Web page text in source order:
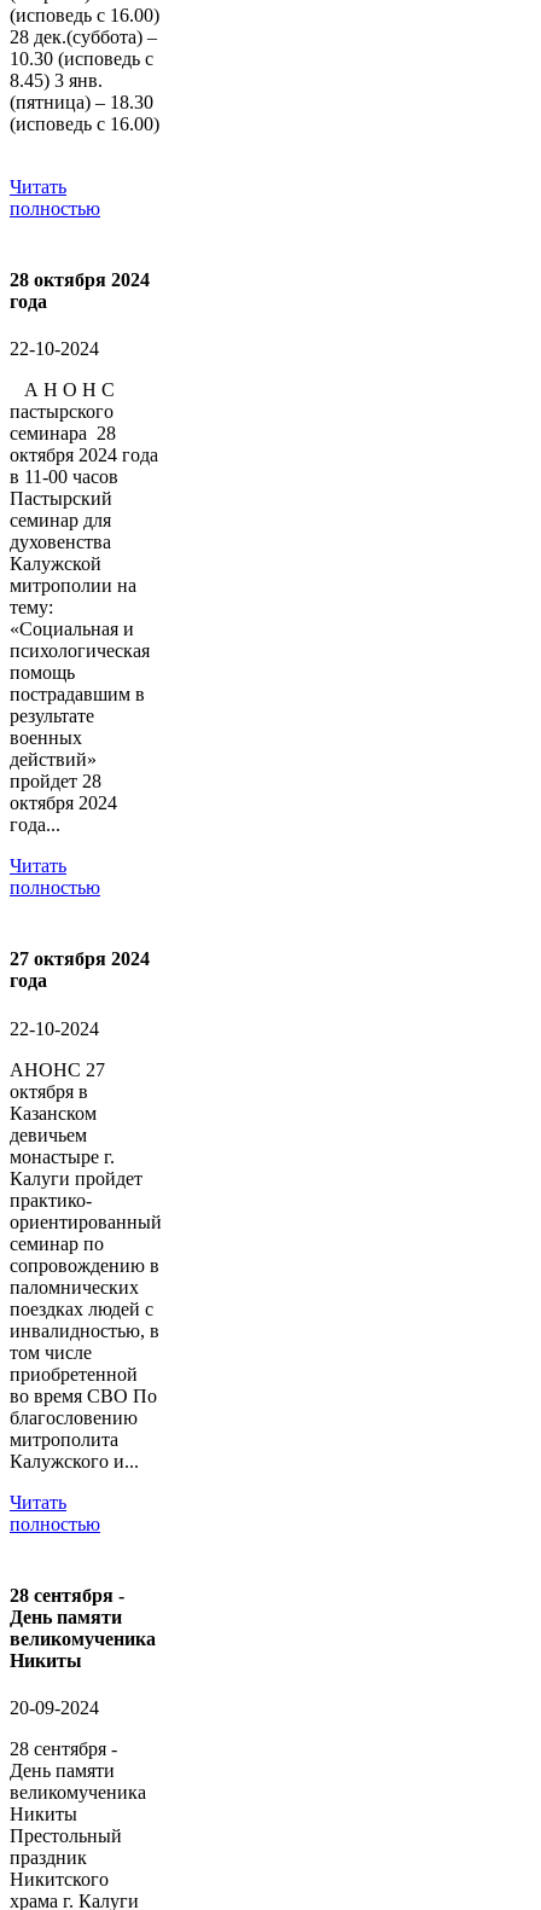
(исповедь с 16.00)
28 дек.(суббота) –
10.30 (исповедь с
8.45) 3 янв.
(пятница) – 18.30
(исповедь с 16.00)
Читать
полностью
28 октября 2024
года
22-10-2024
А Н О Н С
пастырского
семинара 28
октября 2024 года
в 11-00 часов
Пастырский
семинар для
духовенства
Калужской
митрополии на
тему:
«Социальная и
психологическая
помощь
пострадавшим в
результате
военных
действий»
пройдет 28
октября 2024
года...
Читать
полностью
27 октября 2024
года
22-10-2024
АНОНС 27
октября в
Казанском
девичьем
монастыре г.
Калуги пройдет
практико-
ориентированный
семинар по
сопровождению в
паломнических
поездках людей с
инвалидностью, в
том числе
приобретенной
во время СВО По
благословению
митрополита
Калужского и...
Читать
полностью
28 сентября -
День памяти
великомученика
Никиты
20-09-2024
28 сентября -
День памяти
великомученика
Никиты
Престольный
праздник
Никитского
храма г. Калуги